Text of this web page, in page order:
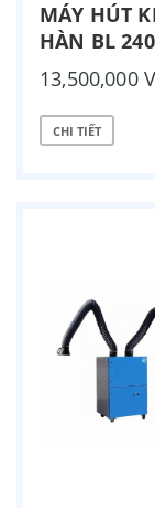
MÁY HÚT
HÀN BL
13,500,000
CHI TIẾT